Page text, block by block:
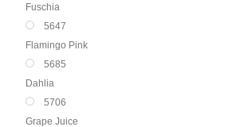
Fuschia
5647
Flamingo Pink
5685
Dahlia
5706
Grape Juice